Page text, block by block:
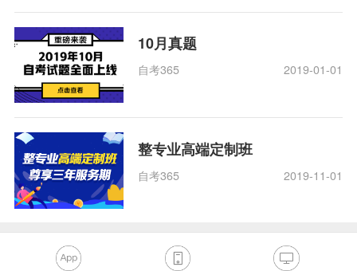
10月真题
自考365 2019-01-01
整专业高端定制班
自考365 2019-11-01